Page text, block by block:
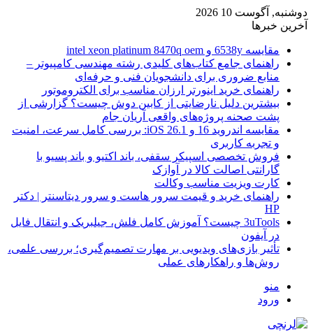
دوشنبه, آگوست 10 2026
آخرین خبرها
مقایسه 6538y و intel xeon platinum 8470q oem
راهنمای جامع کتاب‌های کلیدی رشته مهندسی کامپیوتر –
منابع ضروری برای دانشجویان فنی و حرفه‌ای
راهنمای خرید اینورتر ارزان مناسب برای الکتروموتور
بیشترین دلیل نارضایتی از کابین دوش چیست؟ گزارشی از
پشت صحنه پروژه‌های واقعی آریان جام
مقایسه اندروید 16 و iOS 26.1: بررسی کامل سرعت، امنیت
و تجربه کاربری
فروش تخصصی اسپیکر سقفی، باند اکتیو و باند پسیو با
گارانتی اصالت کالا در آوازک
کارت ویزیت مناسب وکالت
راهنمای خرید و قیمت سرور هاست و سرور دیتاسنتر | دکتر
HP
3uTools چیست؟ آموزش کامل فلش، جیلبریک و انتقال فایل
در آیفون
تأثیر بازی‌های ویدیویی بر مهارت تصمیم‌گیری؛ بررسی علمی،
روش‌ها و راهکارهای عملی
منو
ورود